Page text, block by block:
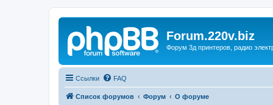
Forum.220v.biz
Форум 3д принтеров, радио
Ссылки FAQ
Список форумов Форум О форуме